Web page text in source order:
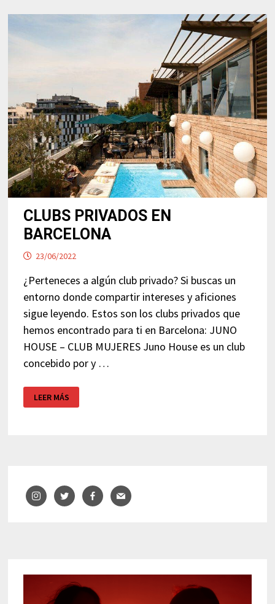
CLUBS PRIVADOS EN
BARCELONA
23/06/2022
¿Perteneces a algún club privado? Si buscas un
entorno donde compartir intereses y aficiones
sigue leyendo. Estos son los clubs privados que
hemos encontrado para ti en Barcelona: JUNO
HOUSE – CLUB MUJERES Juno House es un club
concebido por y …
PRIVADOS
EN
LEER MÁS